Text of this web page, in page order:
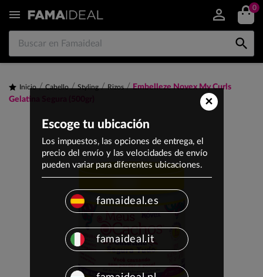
 0

Inicio Cabello Styling Rizos
Embelleze Novex My Curls
Gelatina Segura (500gr)
×
Escoge tu ubicación
Los impuestos, las opciones de entrega, el
precio del envío y las velocidades de envío
pueden variar para diferentes ubicaciones.
famaideal.es
famaideal.it